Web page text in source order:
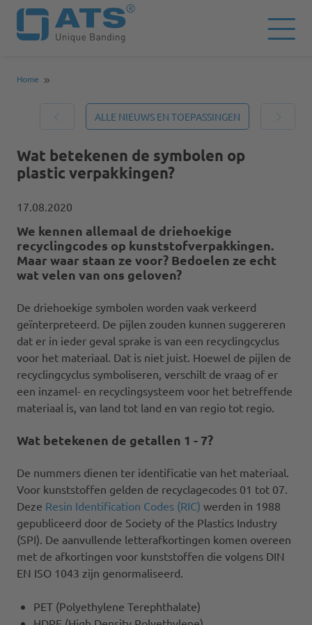
Home
ALLE NIEUWS EN TOEPASSINGEN
Wat betekenen de symbolen op
plastic verpakkingen?
17.08.2020
We kennen allemaal de driehoekige
recyclingcodes op kunststofverpakkingen.
Maar waar staan ze voor? Bedoelen ze echt
wat velen van ons geloven?
De driehoekige symbolen worden vaak verkeerd
geïnterpreteerd. De pijlen zouden kunnen suggereren
dat er in ieder geval sprake is van een recyclingcyclus
voor het materiaal. Dat is niet juist. Hoewel de pijlen de
recyclingcyclus symboliseren, verschilt de vraag of er
een inzamel- en recyclingsysteem voor het betreffende
materiaal is, van land tot land en van regio tot regio.
Wat betekenen de getallen 1 - 7?
De nummers dienen ter identificatie van het materiaal.
Voor kunststoffen gelden de recyclagecodes 01 tot 07.
Deze Resin Identification Codes (RIC) werden in 1988
gepubliceerd door de Society of the Plastics Industry
(SPI). De aanvullende letterafkortingen komen overeen
met de afkortingen voor kunststoffen die volgens DIN
EN ISO 1043 zijn genormaliseerd.
PET (Polyethylene Terephthalate)